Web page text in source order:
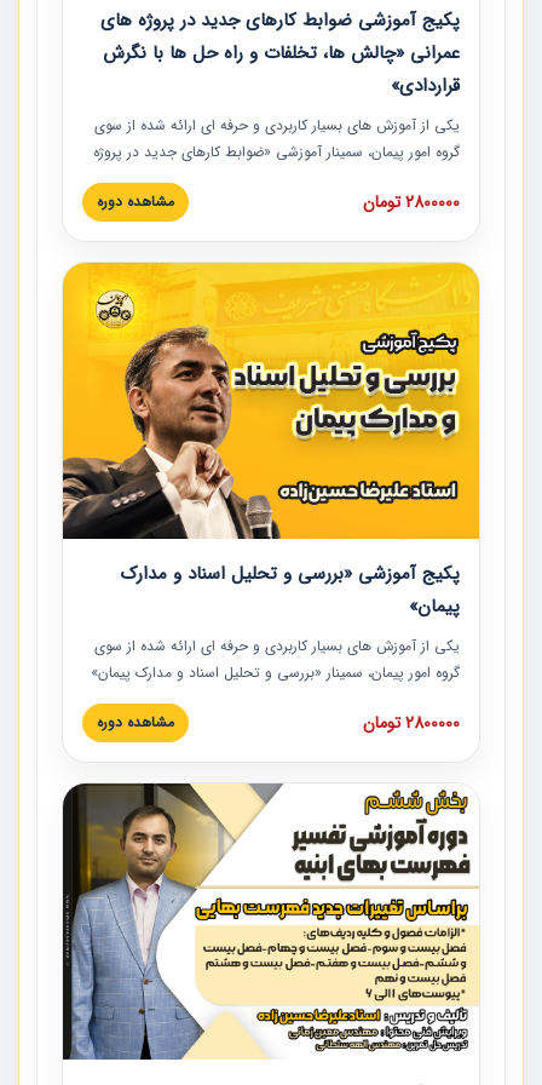
پکیج آموزشی ضوابط کارهای جدید در پروژه های
عمرانی «چالش ها، تخلفات و راه حل ها با نگرش
قراردادی»
یکی از آموزش‏‏‏‏‏‏ های بسیار کاربردی و حرفه‏ ای ارائه شده از سوی
گروه امور پیمان، سمینار آموزشی «ضوابط کارهای جدید در پروژه
های عمرانی» چالش ها، تخلفات و راه حل ها با نگرش قراردادی
است که در محل سندیکای شرکت های ساختمانی کشور ارائه شد.
مدارک پیمان به همراه تجربیات عملی ارائه شده است.
2800000 تومان مشاهده دوره
پکیج آموزشی «بررسی و تحلیل اسناد و مدارک
پیمان»
یکی از آموزش‏‏‏‏‏‏ های بسیار کاربردی و حرفه‏ ای ارائه شده از سوی
گروه امور پیمان، سمینار «بررسی و تحلیل اسناد و مدارک پیمان»
است که در دانشگاه صنعتی شریف ارائه شد. در این آموزش
نکات کلیدی مربوط به اسناد و مدارک پیمان، اولویت بندی اسناد
پیمان به همراه تجربیات عملی در این خصوص ارائه شده است.
2800000 تومان مشاهده دوره